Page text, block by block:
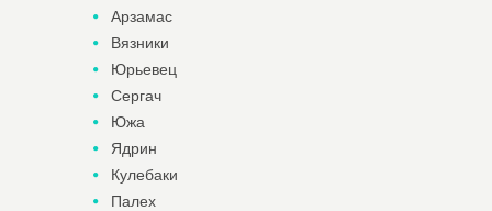
Арзамас
Вязники
Юрьевец
Сергач
Южа
Ядрин
Кулебаки
Палех